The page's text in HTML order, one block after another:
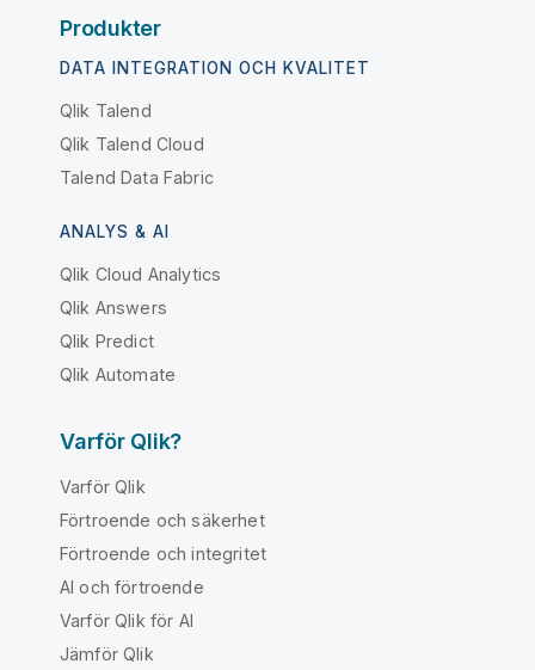
Produkter
DATA INTEGRATION OCH KVALITET
Qlik Talend
Qlik Talend Cloud
Talend Data Fabric
ANALYS & AI
Qlik Cloud Analytics
Qlik Answers
Qlik Predict
Qlik Automate
Varför Qlik?
Varför Qlik
Förtroende och säkerhet
Förtroende och integritet
AI och förtroende
Varför Qlik för AI
Jämför Qlik